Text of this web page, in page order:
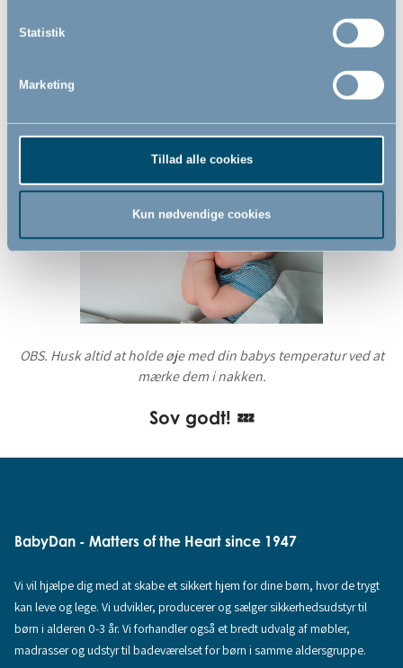
Statistik
Marketing
Tillad alle cookies
Kun nødvendige cookies
varmen. Sørg dog for, at barnet ikke ligger i træk i
Afkøl den lille med en kold stofble
- Smid en stofble i
fryseren og læg den ved siden af baby i barnevognen
eller tremmesengen, når det er sovetid. Det køler den
OBS. Husk altid at holde øje med din babys temperatur ved at
mærke dem i nakken.
Sov godt! 💤
BabyDan - Matters of the Heart since 1947
Vi vil hjælpe dig med at skabe et sikkert hjem for dine børn, hvor de trygt
kan leve og lege. Vi udvikler, producerer og sælger sikkerhedsudstyr til
børn i alderen 0-3 år. Vi forhandler også et bredt udvalg af møbler,
madrasser og udstyr til badeværelset for børn i samme aldersgruppe.